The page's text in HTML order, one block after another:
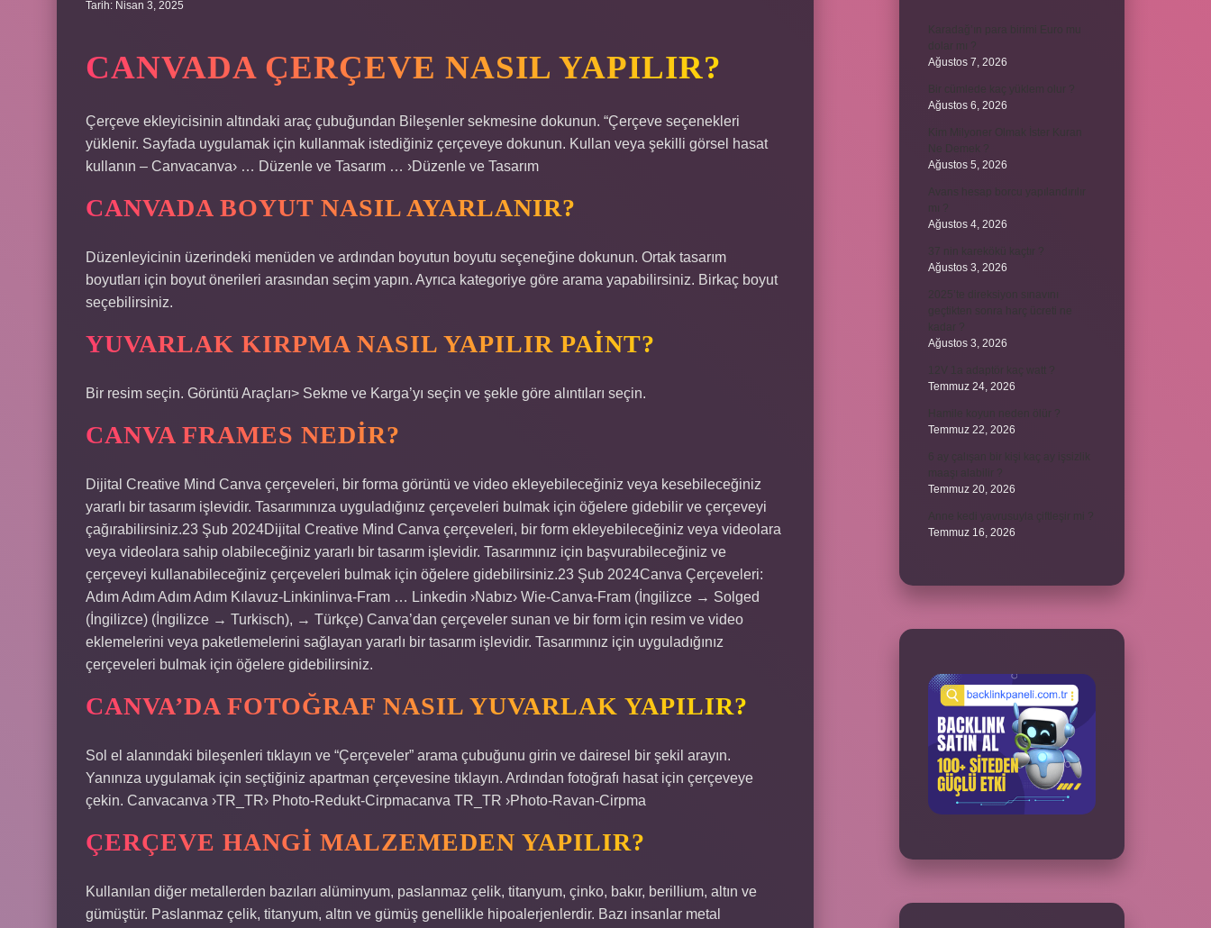
Tarih: Nisan 3, 2025
CANVADA ÇERÇEVE NASIL YAPILIR?
Çerçeve ekleyicisinin altındaki araç çubuğundan Bileşenler sekmesine dokunun. “Çerçeve seçenekleri
yüklenir. Sayfada uygulamak için kullanmak istediğiniz çerçeveye dokunun. Kullan veya şekilli görsel hasat
kullanın – Canvacanva› … Düzenle ve Tasarım … ›Düzenle ve Tasarım
CANVADA BOYUT NASIL AYARLANIR?
Düzenleyicinin üzerindeki menüden ve ardından boyutun boyutu seçeneğine dokunun. Ortak tasarım
boyutları için boyut önerileri arasından seçim yapın. Ayrıca kategoriye göre arama yapabilirsiniz. Birkaç boyut
seçebilirsiniz.
YUVARLAK KIRPMA NASIL YAPILIR PAINT?
Bir resim seçin. Görüntü Araçları> Sekme ve Karga’yı seçin ve şekle göre alıntıları seçin.
CANVA FRAMES NEDIR?
Dijital Creative Mind Canva çerçeveleri, bir forma görüntü ve video ekleyebileceğiniz veya kesebileceğiniz
yararlı bir tasarım işlevidir. Tasarımınıza uyguladığınız çerçeveleri bulmak için öğelere gidebilir ve çerçeveyi
çağırabilirsiniz.23 Şub 2024Dijital Creative Mind Canva çerçeveleri, bir form ekleyebileceğiniz veya videolara
veya videolara sahip olabileceğiniz yararlı bir tasarım işlevidir. Tasarımınız için başvurabileceğiniz ve
çerçeveyi kullanabileceğiniz çerçeveleri bulmak için öğelere gidebilirsiniz.23 Şub 2024Canva Çerçeveleri:
Adım Adım Adım Adım Kılavuz-Linkinlinva-Fram … Linkedin ›Nabız› Wie-Canva-Fram (İngilizce → Solged
(İngilizce) (İngilizce → Turkisch), → Türkçe) Canva’dan çerçeveler sunan ve bir form için resim ve video
eklemelerini veya paketlemelerini sağlayan yararlı bir tasarım işlevidir. Tasarımınız için uyguladığınız
çerçeveleri bulmak için öğelere gidebilirsiniz.
CANVA’DA FOTOĞRAF NASIL YUVARLAK YAPILIR?
Sol el alanındaki bileşenleri tıklayın ve “Çerçeveler” arama çubuğunu girin ve dairesel bir şekil arayın.
Yanınıza uygulamak için seçtiğiniz apartman çerçevesine tıklayın. Ardından fotoğrafı hasat için çerçeveye
çekin. Canvacanva ›TR_TR› Photo-Redukt-Cirpmacanva TR_TR ›Photo-Ravan-Cirpma
ÇERÇEVE HANGI MALZEMEDEN YAPILIR?
Kullanılan diğer metallerden bazıları alüminyum, paslanmaz çelik, titanyum, çinko, bakır, berillium, altın ve
gümüştür. Paslanmaz çelik, titanyum, altın ve gümüş genellikle hipoalerjenlerdir. Bazı insanlar metal
Ağustos 7, 2026
Ağustos 6, 2026
Ağustos 5, 2026
Ağustos 4, 2026
Ağustos 3, 2026
Ağustos 3, 2026
Temmuz 24, 2026
Temmuz 22, 2026
Temmuz 20, 2026
Temmuz 16, 2026